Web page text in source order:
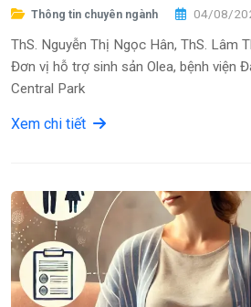
Thông tin chuyên ngành 04/08/
ThS. Nguyễn Thị Ngọc Hân, ThS. Lâm
Đơn vị hỗ trợ sinh sản Olea, bệnh viện
Central Park
Xem chi tiết